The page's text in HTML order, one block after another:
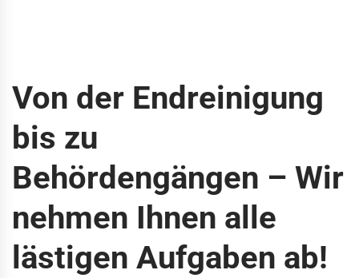
Von der Endreinigung
bis zu
Behördengängen – Wir
nehmen Ihnen alle
lästigen Aufgaben ab!